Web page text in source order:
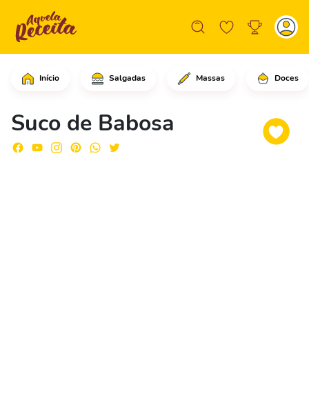
Início Salgadas Massas Doces
Suco de Babosa
Comece descascando as folhas de